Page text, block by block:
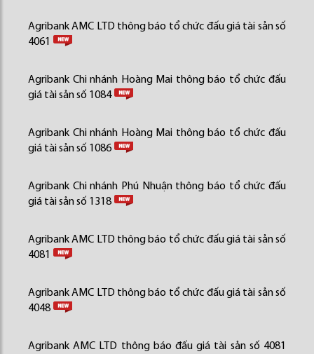
Agribank AMC LTD thông báo tổ chức đấu giá tài sản số
4061
Agribank Chi nhánh Hoàng Mai thông báo tổ chức đấu
giá tài sản số 1084
Agribank Chi nhánh Hoàng Mai thông báo tổ chức đấu
giá tài sản số 1086
Agribank Chi nhánh Phú Nhuận thông báo tổ chức đấu
giá tài sản số 1318
Agribank AMC LTD thông báo tổ chức đấu giá tài sản số
4081
Agribank AMC LTD thông báo tổ chức đấu giá tài sản số
4048
Agribank AMC LTD thông báo đấu giá tài sản số 4081